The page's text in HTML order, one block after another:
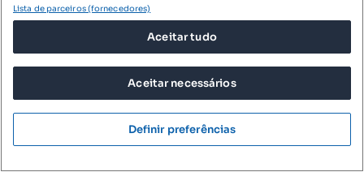
22,82 €/m²
Penthouse T4 com Terraço Privativo em
Centro de Matosinhos, Matosinhos e Leça da Palmeira, Matosinhos, Porto
Lista de parceiros (fornecedores)
Aceitar tudo
Aceitar necessários
Definir preferências